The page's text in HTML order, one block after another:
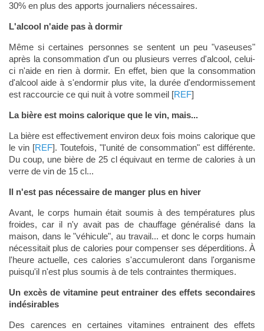
30% en plus des apports journaliers nécessaires.
L'alcool n'aide pas à dormir
Même si certaines personnes se sentent un peu "vaseuses"
après la consommation d'un ou plusieurs verres d'alcool, celui-
ci n'aide en rien à dormir. En effet, bien que la consommation
d'alcool aide à s'endormir plus vite, la durée d'endormissement
est raccourcie ce qui nuit à votre sommeil [REF]
La bière est moins calorique que le vin, mais...
La bière est effectivement environ deux fois moins calorique que
le vin [REF]. Toutefois, "l'unité de consommation" est différente.
Du coup, une bière de 25 cl équivaut en terme de calories à un
verre de vin de 15 cl...
Il n'est pas nécessaire de manger plus en hiver
Avant, le corps humain était soumis à des températures plus
froides, car il n'y avait pas de chauffage généralisé dans la
maison, dans le "véhicule", au travail... et donc le corps humain
nécessitait plus de calories pour compenser ses déperditions. À
l'heure actuelle, ces calories s'accumuleront dans l'organisme
puisqu'il n'est plus soumis à de tels contraintes thermiques.
Un excès de vitamine peut entrainer des effets secondaires
indésirables
Des carences en certaines vitamines entrainent des effets